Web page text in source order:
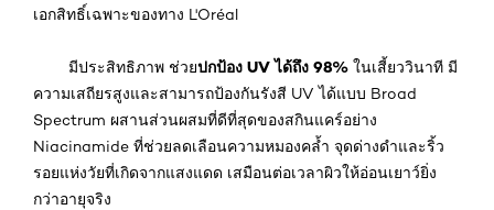
เอกสิทธิ์เฉพาะของทาง L'Oréal
มีประสิทธิภาพ ช่วยปกป้อง UV ได้ถึง 98% ในเสี้ยววินาที มี
ความเสถียรสูงและสามารถป้องกันรังสี UV ได้แบบ Broad
Spectrum ผสานส่วนผสมที่ดีที่สุดของสกินแคร์อย่าง
Niacinamide ที่ช่วยลดเลือนความหมองคล้ำ จุดด่างดำและริ้ว
รอยแห่งวัยที่เกิดจากแสงแดด เสมือนต่อเวลาผิวให้อ่อนเยาว์ยิ่ง
กว่าอายุจริง